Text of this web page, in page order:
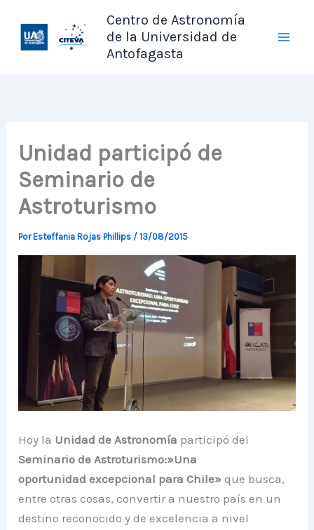
contenido
Centro de Astronomía
de la Universidad de
Antofagasta
Unidad participó de
Seminario de
Astroturismo
PorEsteffania Rojas Phillips /13/08/2015
Hoy la Unidad de Astronomía participó del
Seminario de Astroturismo:»Una
oportunidad excepcional para Chile» que busca,
entre otras cosas, convertir a nuestro país en un
destino reconocido y de excelencia a nivel